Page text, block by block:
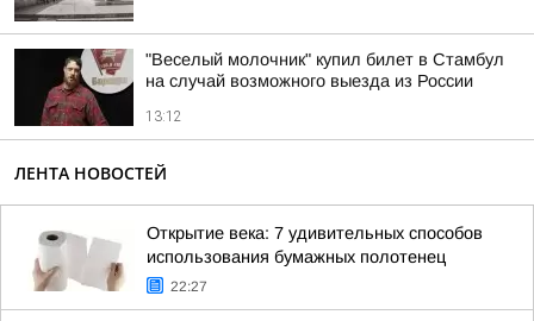
"Веселый молочник" купил билет в Стамбул
на случай возможного выезда из России
13:12
ЛЕНТА НОВОСТЕЙ
Открытие века: 7 удивительных способов
использования бумажных полотенец
22:27